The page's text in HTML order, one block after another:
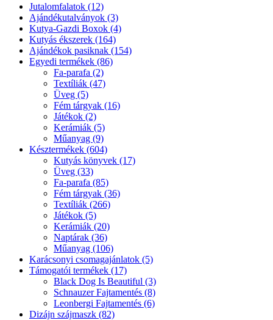
Jutalomfalatok (12)
Ajándékutalványok (3)
Kutya-Gazdi Boxok (4)
Kutyás ékszerek (164)
Ajándékok pasiknak (154)
Egyedi termékek (86)
Fa-parafa (2)
Textíliák (47)
Üveg (5)
Fém tárgyak (16)
Játékok (2)
Kerámiák (5)
Műanyag (9)
Késztermékek (604)
Kutyás könyvek (17)
Üveg (33)
Fa-parafa (85)
Fém tárgyak (36)
Textíliák (266)
Játékok (5)
Kerámiák (20)
Naptárak (36)
Műanyag (106)
Karácsonyi csomagajánlatok (5)
Támogatói termékek (17)
Black Dog Is Beautiful (3)
Schnauzer Fajtamentés (8)
Leonbergi Fajtamentés (6)
Dizájn szájmaszk (82)